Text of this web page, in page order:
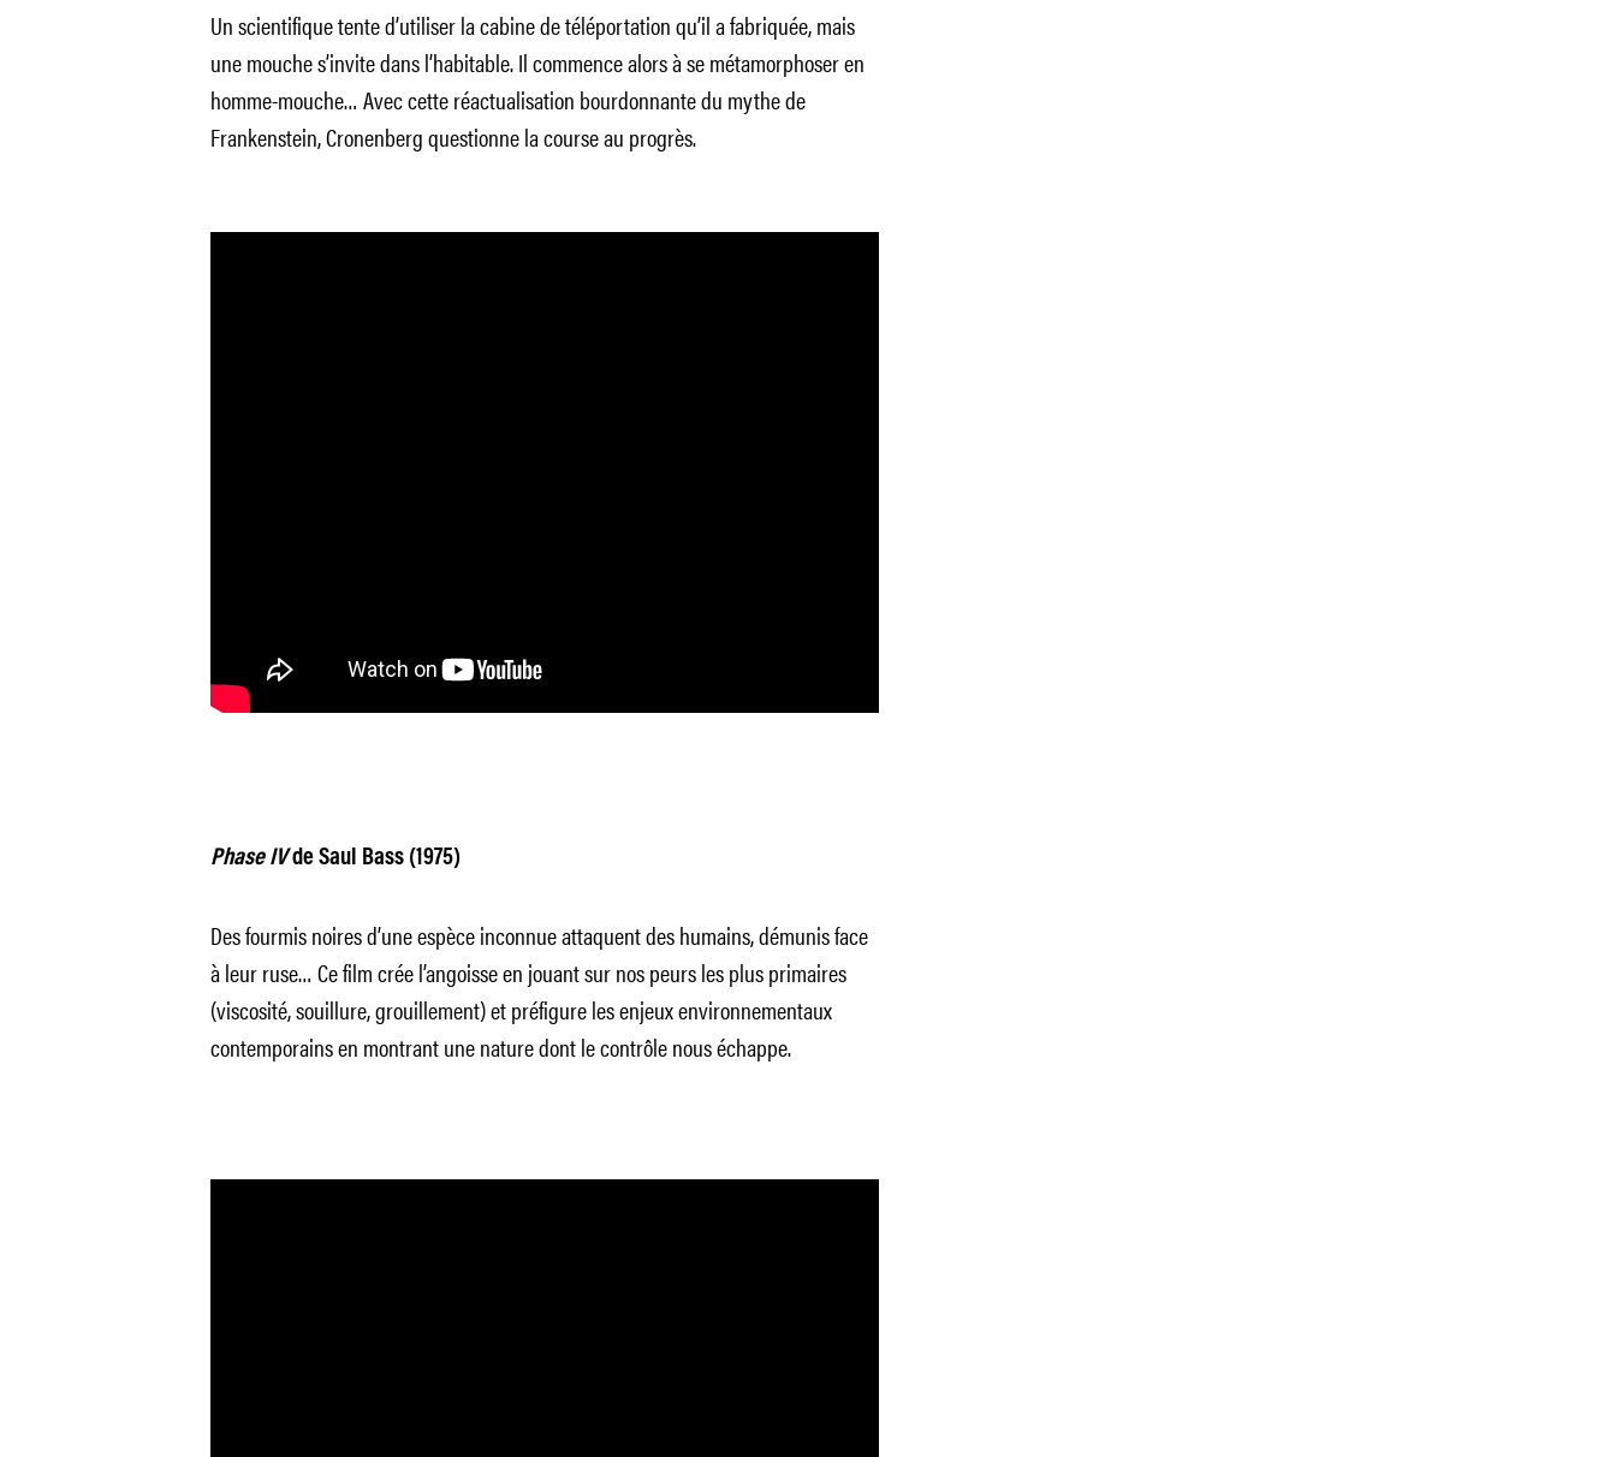
Un scientifique tente d’utiliser la cabine de téléportation qu’il a fabriquée, mais
une mouche s’invite dans l’habitable. Il commence alors à se métamorphoser en
homme-mouche… Avec cette réactualisation bourdonnante du mythe de
Frankenstein, Cronenberg questionne la course au progrès.
Phase IVde Saul Bass (1975)
Des fourmis noires d’une espèce inconnue attaquent des humains, démunis face
à leur ruse… Ce film crée l’angoisse en jouant sur nos peurs les plus primaires
(viscosité, souillure, grouillement) et préfigure les enjeux environnementaux
contemporains en montrant une nature dont le contrôle nous échappe.